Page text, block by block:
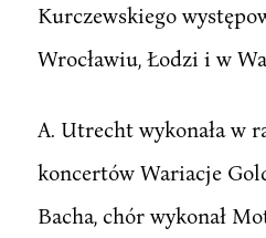
Kurczewskiego
Wrocławiu, Łodzi i w
A. Utrecht wykonała w
koncertów Wariacje
Bacha, chór wykonał